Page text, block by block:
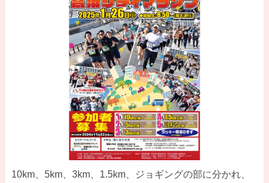
10km、5km、3km、1.5km、ジョギングの部に分かれ、